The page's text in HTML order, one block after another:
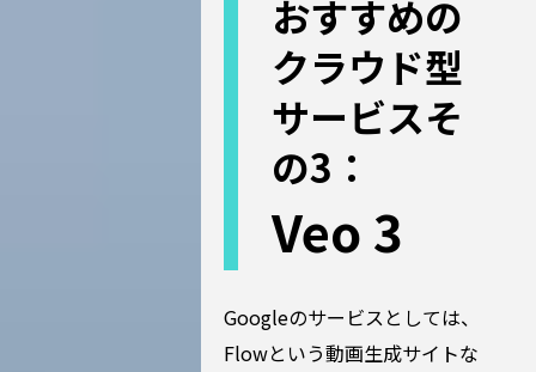
おすすめの
クラウド型
サービスそ
の3：
Veo 3
Googleのサービスとしては、
Flowという動画生成サイトな